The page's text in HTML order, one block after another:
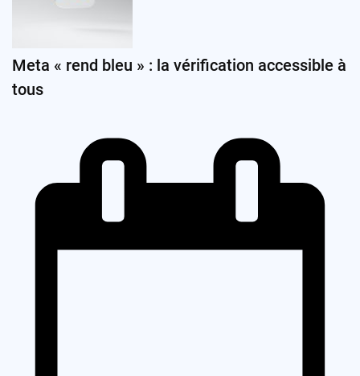
Meta « rend bleu » : la vérification accessible à
tous